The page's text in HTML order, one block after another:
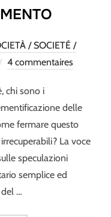
/ SOCIETÉ /
4 commentaires
chi sono i
delle
fermare questo
La voce
speculazioni
semplice ed
…